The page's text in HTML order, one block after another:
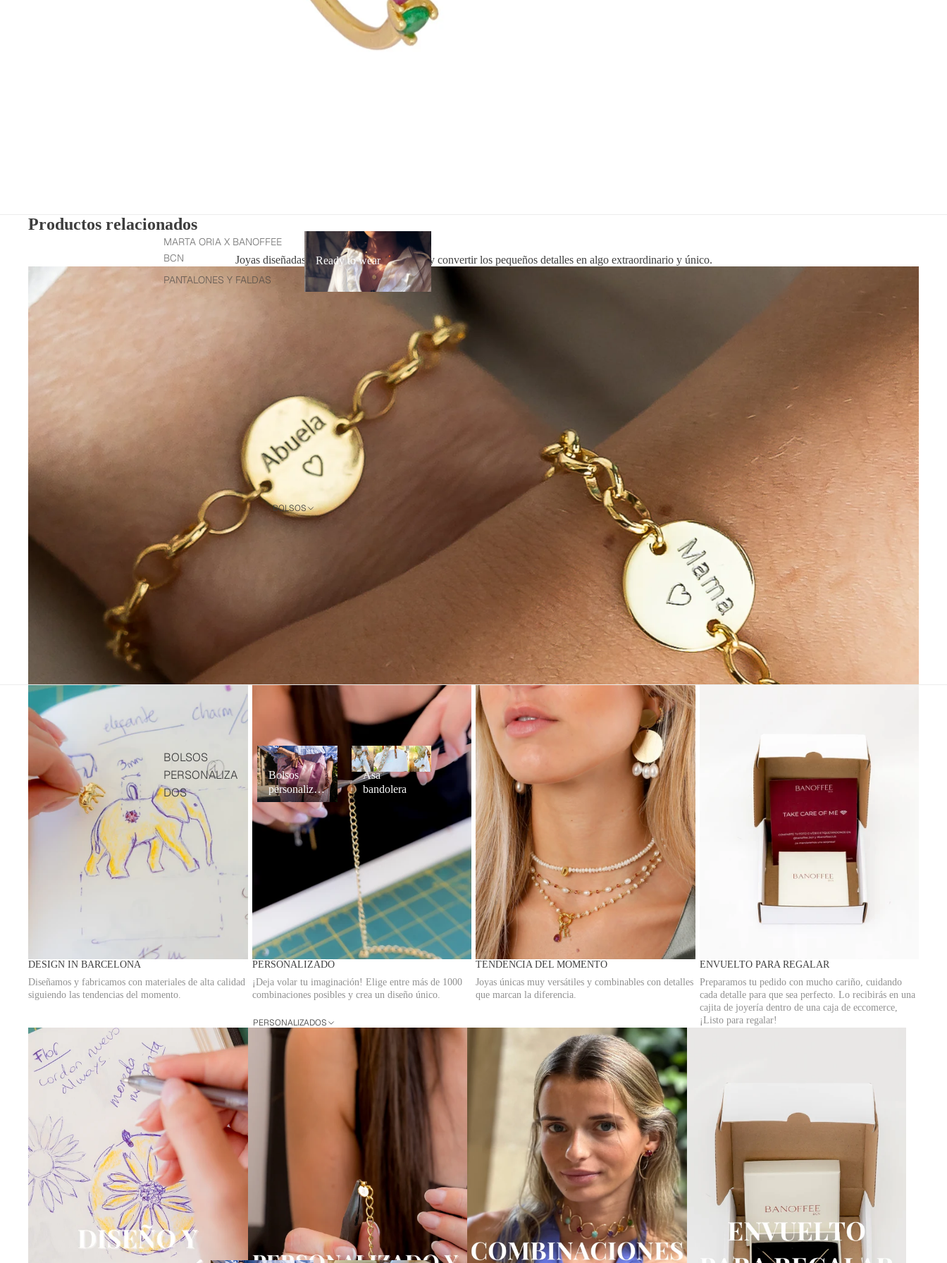
MARTA ORIA X BANOFFEE
BCN
PANTALONES Y FALDAS
BANOFFEE X SHOWROOM
COLECCIÓN DE BAÑO
TOALLAS DE PLAYA
CAMISETAS Y
SUDADERAS
PERSONALIZADAS
ADULTO Y NIÑO
GORRAS
PERSONALIZADAS
SONIA ÁLVAREZ X
BANOFFEE BCN
Ready
wearReady to wear
BOLSOS
BOLSOS
PERSONALIZA
DOS
BOLSOS
BANDOLERA
BOLSOS DE
HOMBRO
BOLSOS SACO
MANO
ASAS
CHARMS PARA
BOLSO
Bolsos
personalizados
Bolsos
personalizad
os
Asa
bandolera
Asa
bandolera
PERSONALIZADOS
Productos relacionados
Joyas diseñadas para acompañarte cada día y convertir los pequeños detalles en algo extraordinario y único.
DESIGN IN BARCELONA
Diseñamos y fabricamos con materiales de alta calidad
siguiendo las tendencias del momento.
PERSONALIZADO
¡Deja volar tu imaginación! Elige entre más de 1000
combinaciones posibles y crea un diseño único.
TENDENCIA DEL MOMENTO
Joyas únicas muy versátiles y combinables con detalles
que marcan la diferencia.
ENVUELTO PARA REGALAR
Preparamos tu pedido con mucho cariño, cuidando
cada detalle para que sea perfecto. Lo recibirás en una
cajita de joyería dentro de una caja de eccomerce,
¡Listo para regalar!